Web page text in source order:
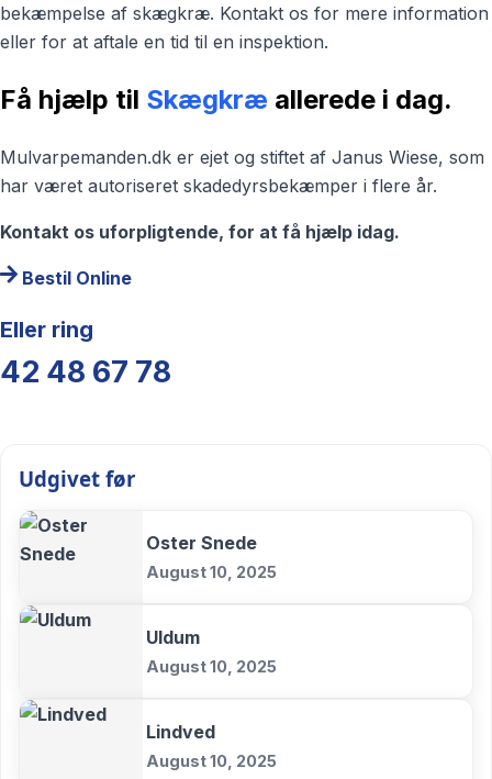
bekæmpelse af skægkræ. Kontakt os for mere information
eller for at aftale en tid til en inspektion.
Få hjælp til Skægkræ allerede i dag.
Mulvarpemanden.dk er ejet og stiftet af Janus Wiese, som
har været autoriseret skadedyrsbekæmper i flere år.
Kontakt os uforpligtende, for at få hjælp idag.
Bestil Online
Eller ring
42 48 67 78
Udgivet før
Oster Snede
August 10, 2025
Uldum
August 10, 2025
Lindved
August 10, 2025